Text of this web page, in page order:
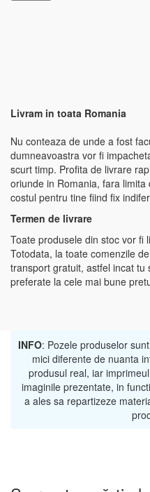
Livram in toata Romania
Nu conteaza de unde a fost
dumneavoastra vor fi
scurt timp. Profita de livrare
oriunde in Romania, fara
costul pentru tine fiind fix
Termen de livrare
Toate produsele din stoc vor fi
Totodata, la toate comenzile
transport gratuit, astfel incat
preferate la cele mai bune
INFO: Pozele produselor
mici diferente de nuanta
produsul real, iar
imaginile prezentate, in
a ales sa repartizeze